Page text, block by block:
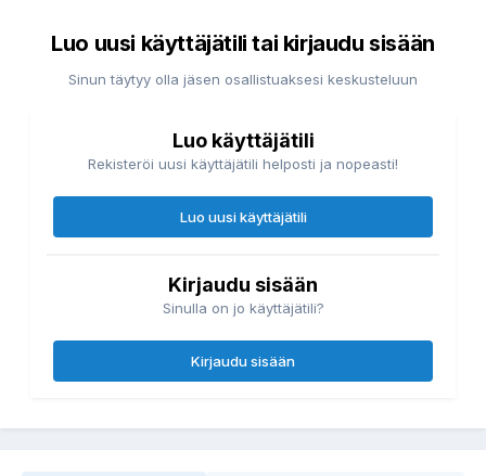
Luo uusi käyttäjätili tai kirjaudu sisään
Sinun täytyy olla jäsen osallistuaksesi keskusteluun
Luo käyttäjätili
Rekisteröi uusi käyttäjätili helposti ja nopeasti!
Luo uusi käyttäjätili
Kirjaudu sisään
Sinulla on jo käyttäjätili?
Kirjaudu sisään